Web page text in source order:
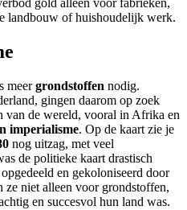
gold alleen voor fabrieken,
landbouw of huishoudelijk werk.
meergrondstoffen nodig.
gingen daarom op zoek
van de wereld, vooral in Afrika en
imperialisme. Op de kaart zie je
nog uitzag, met veel
de politieke kaart drastisch
en gekoloniseerd door
ze niet alleen voor grondstoffen,
en succesvol hun land was.